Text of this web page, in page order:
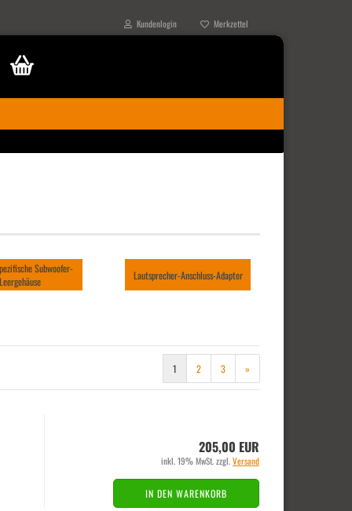
Kundenlogin Merkzettel
Subwoofer-
Lautsprecher-Anschluss-Adapter
1 2 3 »
205,00 EUR
inkl. 19% MwSt. zzgl.Versand
IN DEN WARENKORB